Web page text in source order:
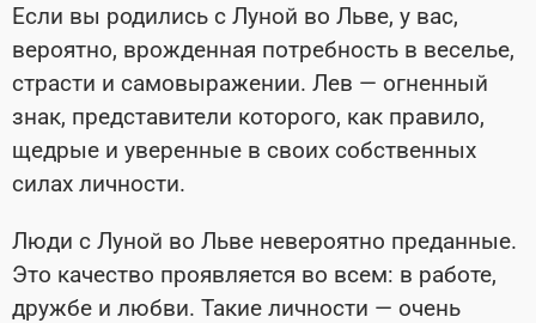
Если вы родились с Луной во Льве, у вас,
вероятно, врожденная потребность в веселье,
страсти и самовыражении. Лев — огненный
знак, представители которого, как правило,
щедрые и уверенные в своих собственных
силах личности.
Люди с Луной во Льве невероятно преданные.
Это качество проявляется во всем: в работе,
дружбе и любви. Такие личности — очень